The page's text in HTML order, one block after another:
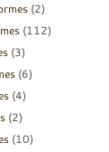
(2)
(112)
(3)
(6)
(4)
(2)
(10)